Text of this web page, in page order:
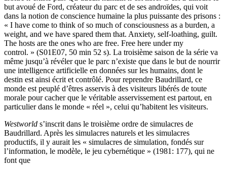
but avoué de Ford, créateur du parc et de ses androïdes, qui voit
dans la notion de conscience humaine la plus puissante des prisons :
« I have come to think of so much of consciousness as a burden, a
weight, and we have spared them that. Anxiety, self-loathing, guilt.
The hosts are the ones who are free. Free here under my
control. » (S01E07, 50 min 52 s). La troisième saison de la série va
même jusqu’à révéler que le parc n’existe que dans le but de nourrir
une intelligence artificielle en données sur les humains, dont le
destin est ainsi écrit et contrôlé. Pour reprendre Baudrillard, ce
monde est peuplé d’êtres asservis à des visiteurs libérés de toute
morale pour cacher que le véritable asservissement est partout, en
particulier dans le monde « réel », celui qu’habitent les visiteurs.
Westworld s’inscrit dans le troisième ordre de simulacres de
Baudrillard. Après les simulacres naturels et les simulacres
productifs, il y aurait les « simulacres de simulation, fondés sur
l’information, le modèle, le jeu cybernétique » (1981: 177), qui ne
font que